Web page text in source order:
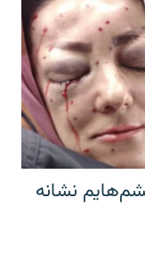
نشانه